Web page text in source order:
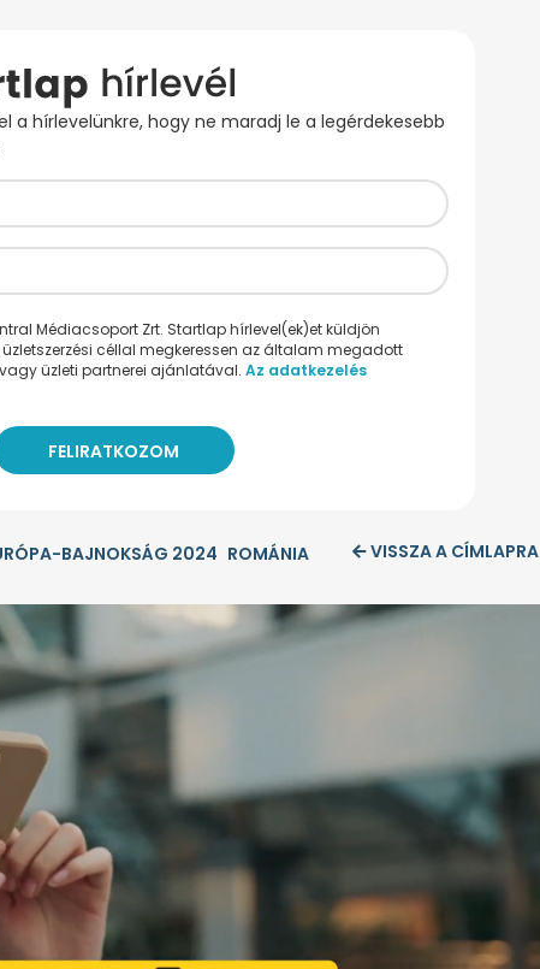
a hírlevelünkre, hogy ne maradj le a legérdekesebb
Médiacsoport Zrt. Startlap hírlevel(ek)et küldjön
céllal megkeressen az általam megadott
üzleti partnerei ajánlatával. Az adatkezelés
BAJNOKSÁG 2024 ROMÁNIA VISSZA A CÍMLAPRA